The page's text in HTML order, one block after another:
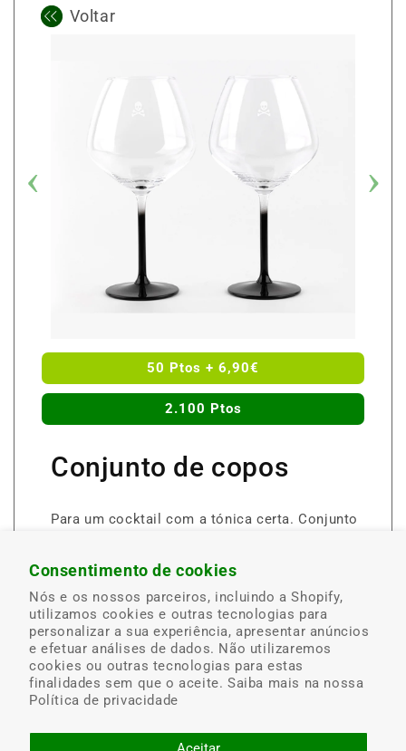
Consentimento de cookies
Nós e os nossos parceiros, incluindo a Shopify,
utilizamos cookies e outras tecnologias para
personalizar a sua experiência, apresentar anúncios
e efetuar análises de dados. Não utilizaremos
cookies ou outras tecnologias para estas
finalidades sem que o aceite. Saiba mais na nossa
Política de privacidade
Voltar
50 Ptos + 6,90€
2.100 Ptos
Conjunto de copos
Para um cocktail com a tónica certa. Conjunto
Tónico. Aptos para o frigorífico. Dimensões:
8,8 x 7,4 cm e 10,5 cm de altura".
Até ao fim do stock.
Obtenha-o nos nossos postos